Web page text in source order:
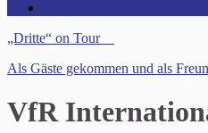
„Dritte“ on Tour
Als Gäste gekommen und als
VfR